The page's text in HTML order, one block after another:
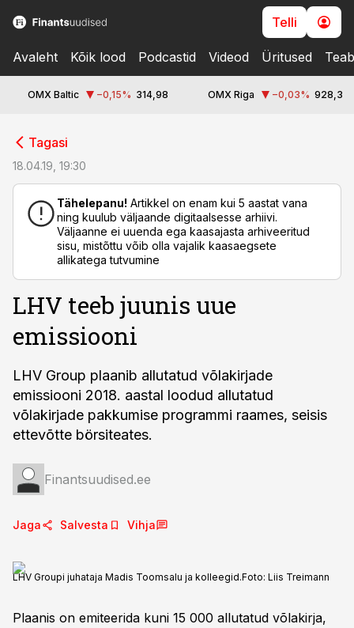
Telli
Avaleht Kõik lood Podcastid Videod Üritused
OMX Baltic −0,15% 314,98 OMX Riga −0,03% 928,3
Tagasi
18.04.19, 19:30
Tähelepanu! Artikkel on enam kui 5 aastat vana
ning kuulub väljaande digitaalsesse arhiivi.
Väljaanne ei uuenda ega kaasajasta arhiveeritud
sisu, mistõttu võib olla vajalik kaasaegsete
allikatega tutvumine
LHV teeb juunis uue
emissiooni
LHV Group plaanib allutatud võlakirjade
emissiooni 2018. aastal loodud allutatud
võlakirjade pakkumise programmi raames, seisis
ettevõtte börsiteates.
Finantsuudised.ee
Jaga Salvesta Vihja
LHV Groupi juhataja Madis Toomsalu ja kolleegid.Foto: Liis Treimann
Plaanis on emiteerida kuni 15 000 allutatud võlakirja,